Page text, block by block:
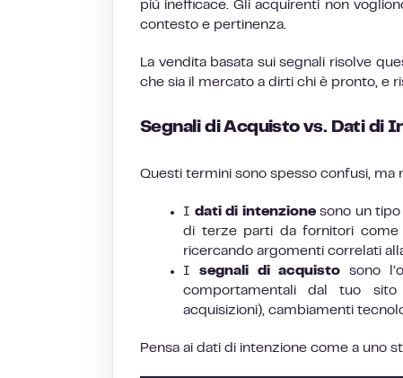
più inefficace. Gli acquirenti non
contesto e pertinenza.
La vendita basata sui segnali risolve
che sia il mercato a dirti chi è pronto, e
Segnali di Acquisto vs. Dati di
Questi termini sono spesso confusi, ma
I dati di intenzionesono un tipo
di terze parti da fornitori come
ricercando argomenti correlati
I segnali di acquisto sono
comportamentali dal tuo sito
acquisizioni), cambiamenti
Pensa ai dati di intenzione come a uno